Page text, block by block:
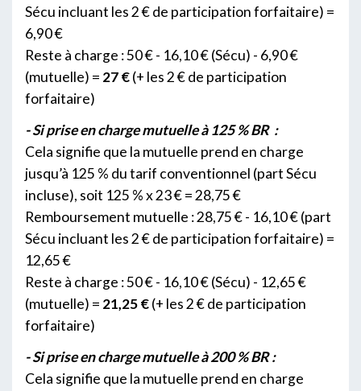
Sécu incluant les 2 € de participation forfaitaire) =
6,90 €
Reste à charge : 50 € - 16,10 € (Sécu) - 6,90 €
(mutuelle) = 27 €(+ les 2 € de participation
forfaitaire)
- Si prise en charge mutuelle à 125 % BR :
Cela signifie que la mutuelle prend en charge
jusqu’à 125 % du tarif conventionnel (part Sécu
incluse), soit 125 % x 23 € = 28,75 €
Remboursement mutuelle : 28,75 € - 16,10 € (part
Sécu incluant les 2 € de participation forfaitaire) =
12,65 €
Reste à charge : 50 € - 16,10 € (Sécu) - 12,65 €
(mutuelle) = 21,25 €(+ les 2 € de participation
forfaitaire)
- Si prise en charge mutuelle à 200 % BR :
Cela signifie que la mutuelle prend en charge